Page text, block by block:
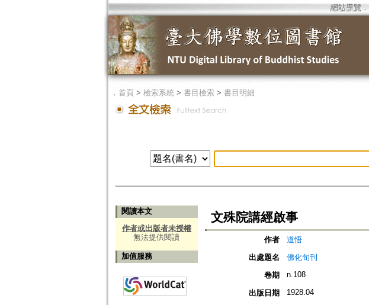
網站導覽 ．
． 首頁> 檢索系統> 書目檢索> 書目明細
閱讀本文
作者或出版者未授權
無法提供閱讀
加值服務
文殊院講經啟事
作者
道悟
出處題名
佛化旬刊
卷期
n.108
出版日期 1928.04